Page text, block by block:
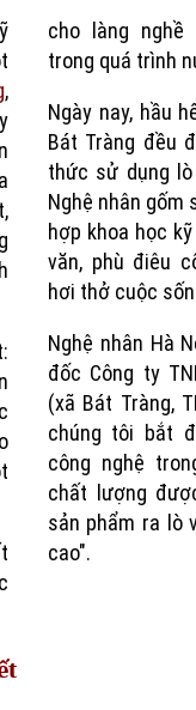
,
cho làng
trong quá trình
Ngày nay, hầu
Bát Tràng đều
thức sử dụng
Nghệ nhân gốm
hợp khoa học
văn, phù điêu
hơi thở cuộc
Nghệ nhân Hà
đốc Công ty
(xã Bát Tràng,
chúng tôi bắt
công nghệ
chất lượng
sản phẩm ra lò
cao".